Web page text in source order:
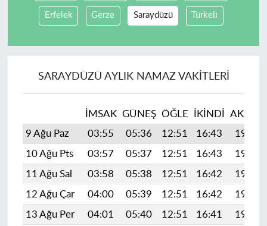
Erfelek Gerze Saraydüzü Türkeli
SARAYDÜZÜ AYLIK NAMAZ VAKITLERI
İMSAK GÜNEŞ ÖĞLE İKINDI
AKŞAM
9 Ağu Paz
03:55 05:36 12:51 16:43
19:56
10 Ağu Pts
03:57 05:37 12:51 16:43
19:55
11 Ağu Sal
03:58 05:38 12:51 16:42
19:53
12 Ağu Çar
04:00 05:39 12:51 16:42
19:52
13 Ağu Per
04:01 05:40 12:51 16:41
19:51